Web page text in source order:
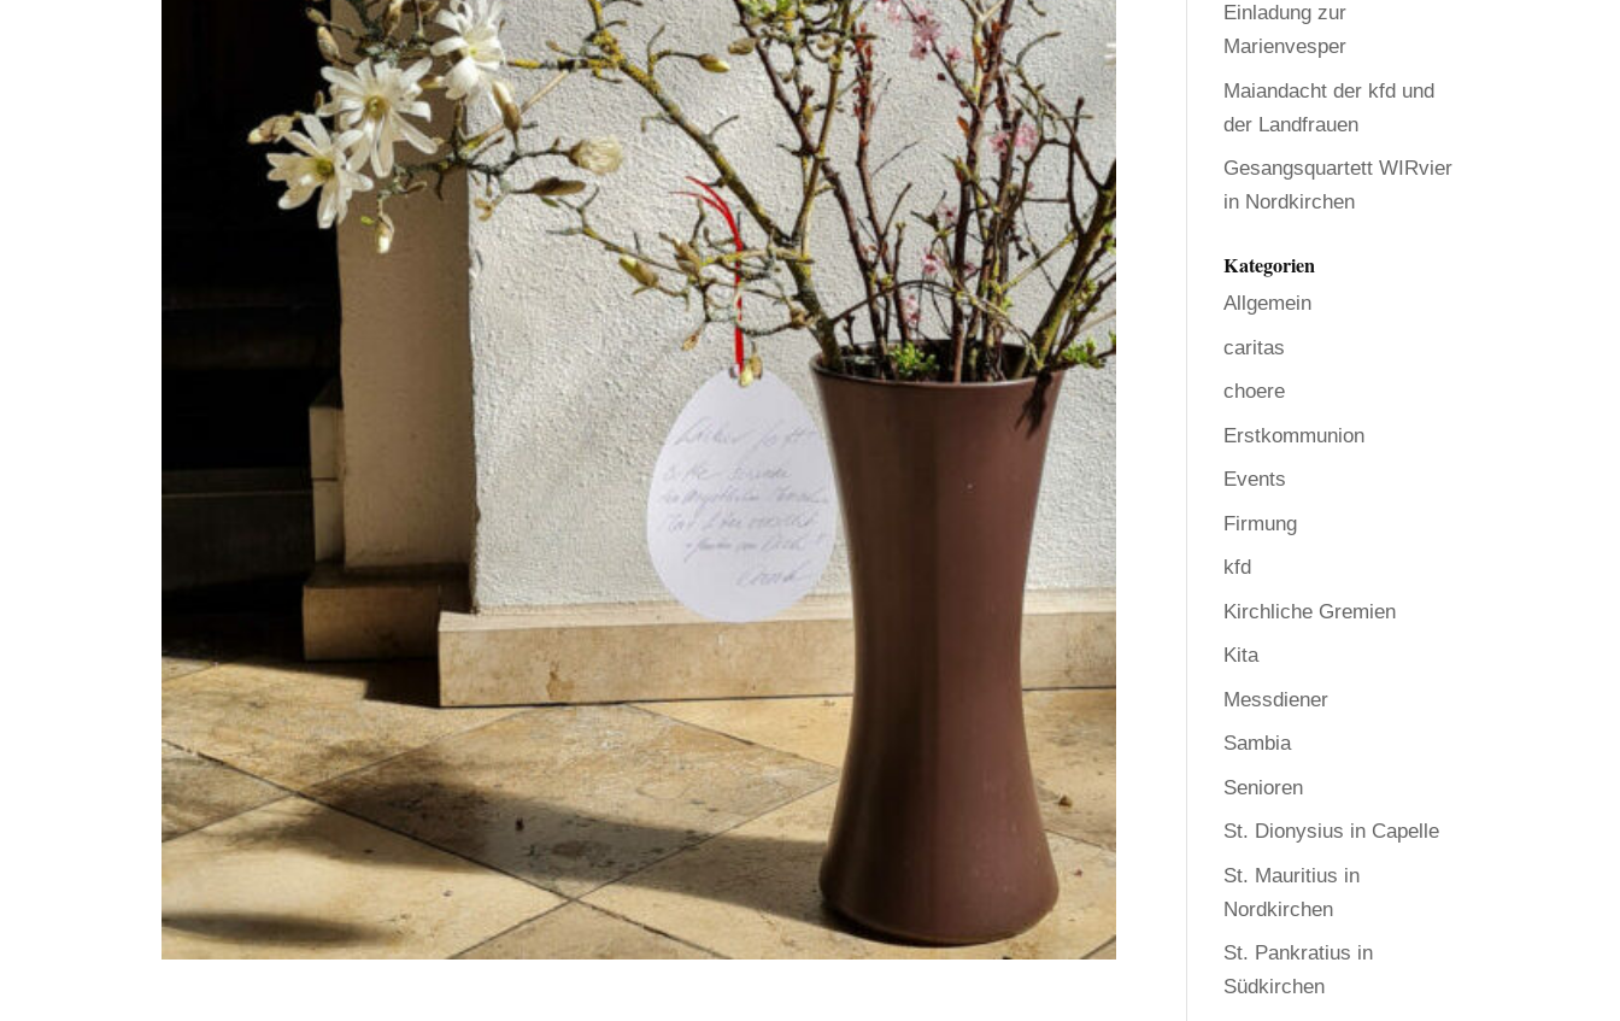
Einladung zur
Marienvesper
Maiandacht der kfd und
der Landfrauen
Gesangsquartett WIRvier
in Nordkirchen
Kategorien
Allgemein
caritas
choere
Erstkommunion
Events
Firmung
kfd
Kirchliche Gremien
Kita
Messdiener
Sambia
Senioren
St. Dionysius in Capelle
St. Mauritius in
Nordkirchen
St. Pankratius in
Südkirchen